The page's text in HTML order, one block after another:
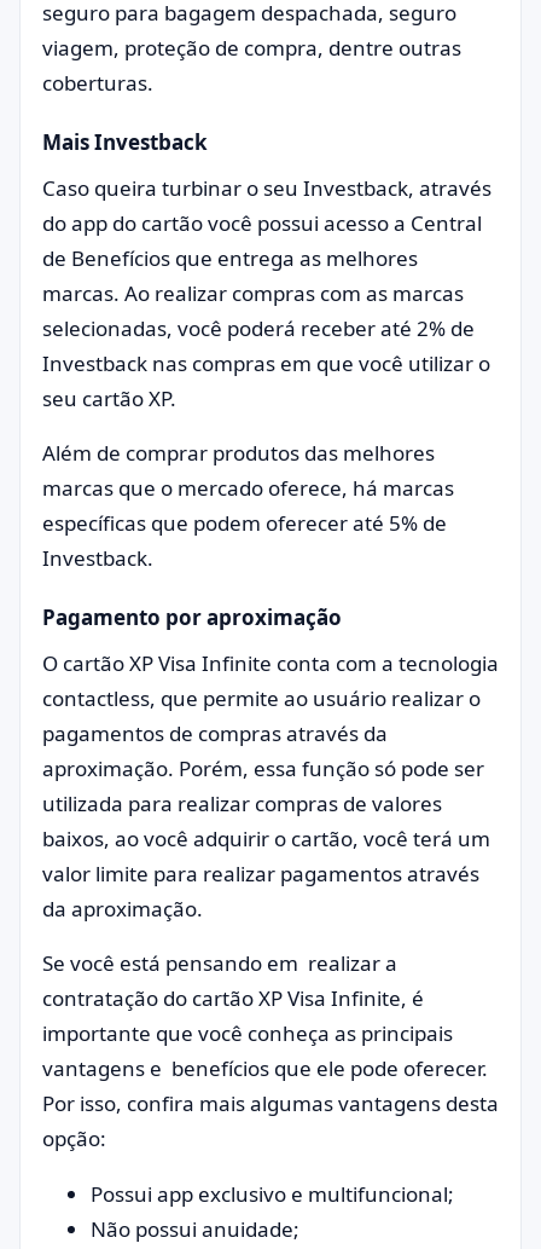
seguro para bagagem despachada, seguro
viagem, proteção de compra, dentre outras
coberturas.
Mais Investback
Caso queira turbinar o seu Investback, através
do app do cartão você possui acesso a Central
de Benefícios que entrega as melhores
marcas. Ao realizar compras com as marcas
selecionadas, você poderá receber até 2% de
Investback nas compras em que você utilizar o
seu cartão XP.
Além de comprar produtos das melhores
marcas que o mercado oferece, há marcas
específicas que podem oferecer até 5% de
Investback.
Pagamento por aproximação
O cartão XP Visa Infinite conta com a tecnologia
contactless, que permite ao usuário realizar o
pagamentos de compras através da
aproximação. Porém, essa função só pode ser
utilizada para realizar compras de valores
baixos, ao você adquirir o cartão, você terá um
valor limite para realizar pagamentos através
da aproximação.
Se você está pensando em realizar a
contratação do cartão XP Visa Infinite, é
importante que você conheça as principais
vantagens e benefícios que ele pode oferecer.
Por isso, confira mais algumas vantagens desta
opção:
Possui app exclusivo e multifuncional;
Não possui anuidade;